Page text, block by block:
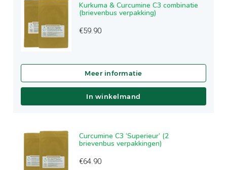
Kurkuma & Curcumine C3 combinatie
(brievenbus verpakking)
€59.90
In winkelmand
Curcumine C3 ‘Superieur’ (2
brievenbus verpakkingen)
€64.90